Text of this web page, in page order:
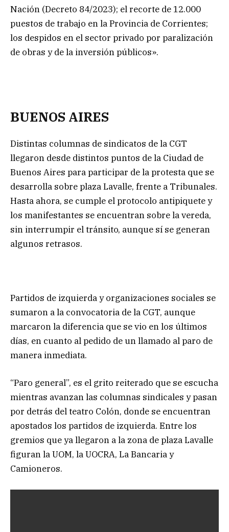
Nación (Decreto 84/2023); el recorte de 12.000
puestos de trabajo en la Provincia de Corrientes;
los despidos en el sector privado por paralización
de obras y de la inversión públicos».
BUENOS AIRES
Distintas columnas de sindicatos de la CGT
llegaron desde distintos puntos de la Ciudad de
Buenos Aires para participar de la protesta que se
desarrolla sobre plaza Lavalle, frente a Tribunales.
Hasta ahora, se cumple el protocolo antipiquete y
los manifestantes se encuentran sobre la vereda,
sin interrumpir el tránsito, aunque sí se generan
algunos retrasos.
Partidos de izquierda y organizaciones sociales se
sumaron a la convocatoria de la CGT, aunque
marcaron la diferencia que se vio en los últimos
días, en cuanto al pedido de un llamado al paro de
manera inmediata.
“Paro general”, es el grito reiterado que se escucha
mientras avanzan las columnas sindicales y pasan
por detrás del teatro Colón, donde se encuentran
apostados los partidos de izquierda. Entre los
gremios que ya llegaron a la zona de plaza Lavalle
figuran la UOM, la UOCRA, La Bancaria y
Camioneros.